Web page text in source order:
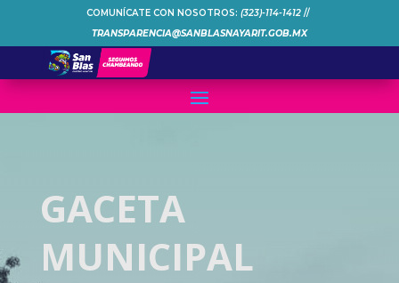
COMUNÍCATE CON NOSOTROS: (323)-114-1412//
TRANSPARENCIA@SANBLASNAYARIT.GOB.MX
GACETA
MUNICIPAL